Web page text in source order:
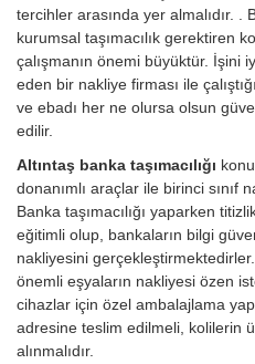
tercihler arasında yer almalıdır.
kurumsal taşımacılık gerektiren
çalışmanın önemi büyüktür. İşini
eden bir nakliye firması ile
ve ebadı her ne olursa olsun
edilir.
Altıntaş banka taşımacılığı
donanımlı araçlar ile birinci sınıf
Banka taşımacılığı yaparken
eğitimli olup, bankaların bilgi
nakliyesini
önemli eşyaların nakliyesi özen
cihazlar için özel ambalajlama
adresine teslim edilmeli, kolilerin
alınmalıdır.